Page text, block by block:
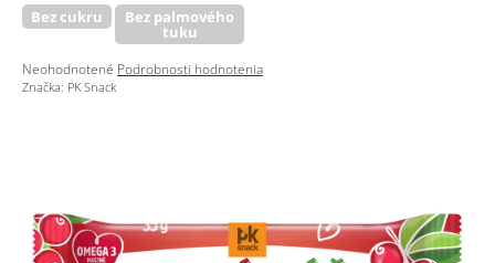
Bez cukru Bez palmového
tuku
Priemerné
hodnotenie
Neohodnotené Podrobnosti hodnotenia
Značka: PK Snack